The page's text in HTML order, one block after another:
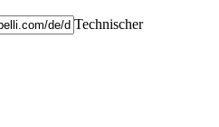
Technischer